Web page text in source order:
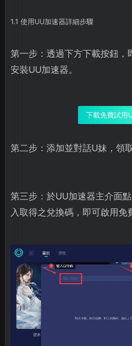
1.1 使用UU加速器詳細步驟
第一步：透過下方下載按鈕，
安裝UU加速器。
下載免費試用
第二步：添加並對話U妹，領
第三步：於UU加速器主介面
入取得之兌換碼，即可啟用免